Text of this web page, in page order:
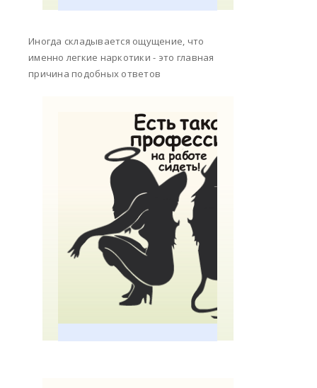
Иногда складывается ощущение, что
именно легкие наркотики - это главная
причина подобных ответов